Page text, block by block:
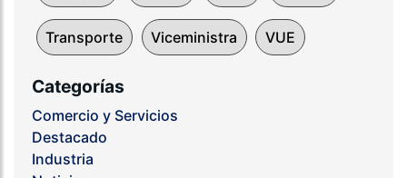
Transporte Viceministra VUE
Categorías
Comercio y Servicios
Destacado
Industria